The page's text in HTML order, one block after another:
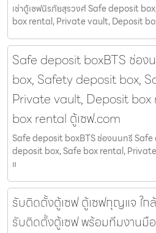
เช่าตู้เซฟนิรภัยสุรวงศ์ Safe deposit
box rental, Private vault, Deposit
Safe deposit boxBTS ช่อ
box, Safety deposit box,
Private vault, Deposit box
box rental ตู้เซฟ.com
Safe deposit boxBTS ช่องนนทรี
deposit box, Safe box rental,
แ
รับติดตั้งตู้เซฟ ตู้เซฟกุญแจ ใก
รับติดตั้งตู้เซฟ พร้อมทีมงานมื